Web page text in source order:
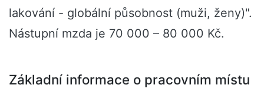
lakování - globální působnost (muži, ženy)".
Nástupní mzda je 70 000 – 80 000 Kč.
Základní informace o pracovním místu